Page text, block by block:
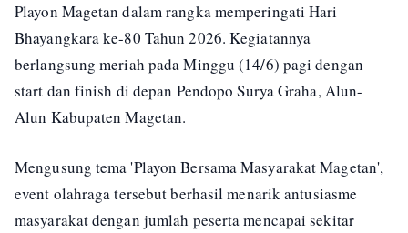
Playon Magetan dalam rangka memperingati Hari
Bhayangkara ke-80 Tahun 2026. Kegiatannya
berlangsung meriah pada Minggu (14/6) pagi dengan
start dan finish di depan Pendopo Surya Graha, Alun-
Alun Kabupaten Magetan.
Mengusung tema 'Playon Bersama Masyarakat Magetan',
event olahraga tersebut berhasil menarik antusiasme
masyarakat dengan jumlah peserta mencapai sekitar